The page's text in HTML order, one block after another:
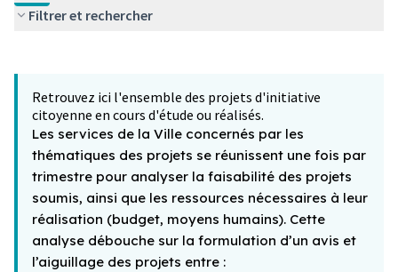
Filtrer et rechercher
−
Retrouvez ici l'ensemble des projets d'initiative
citoyenne en cours d'étude ou réalisés.
Les services de la Ville concernés par les
thématiques des projets se réunissent une fois par
trimestre pour analyser la faisabilité des projets
soumis, ainsi que les ressources nécessaires à leur
réalisation (budget, moyens humains). Cette
analyse débouche sur la formulation d’un avis et
l’aiguillage des projets entre :